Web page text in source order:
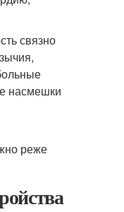
связно
насмешки
реже